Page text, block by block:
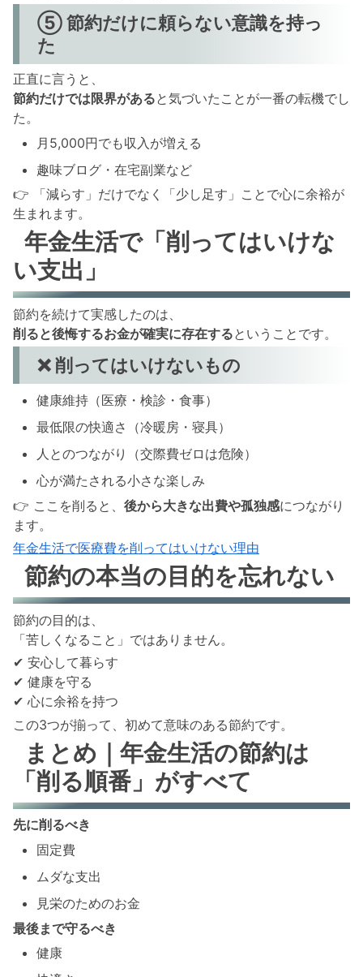
⑤ 節約だけに頼らない意識を持っ
た
正直に言うと、
節約だけでは限界があると気づいたことが一番の転機でし
た。
月5,000円でも収入が増える
趣味ブログ・在宅副業など
👉 「減らす」だけでなく「少し足す」ことで心に余裕が
生まれます。
年金生活で「削ってはいけな
い支出」
節約を続けて実感したのは、
削ると後悔するお金が確実に存在するということです。
❌ 削ってはいけないもの
健康維持（医療・検診・食事）
最低限の快適さ（冷暖房・寝具）
人とのつながり（交際費ゼロは危険）
心が満たされる小さな楽しみ
👉 ここを削ると、 後から大きな出費や孤独感につながり
ます。
年金生活で医療費を削ってはいけない理由
節約の本当の目的を忘れない
節約の目的は、
「苦しくなること」ではありません。
✔ 安心して暮らす
✔ 健康を守る
✔ 心に余裕を持つ
この3つが揃って、初めて意味のある節約です。
まとめ｜年金生活の節約は
「削る順番」がすべて
先に削るべき
固定費
ムダな支出
見栄のためのお金
最後まで守るべき
健康